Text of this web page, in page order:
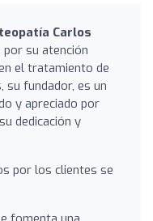
Carlos
por su atención
el tratamiento de
su fundador, es un
y apreciado por
dedicación y
por los clientes se